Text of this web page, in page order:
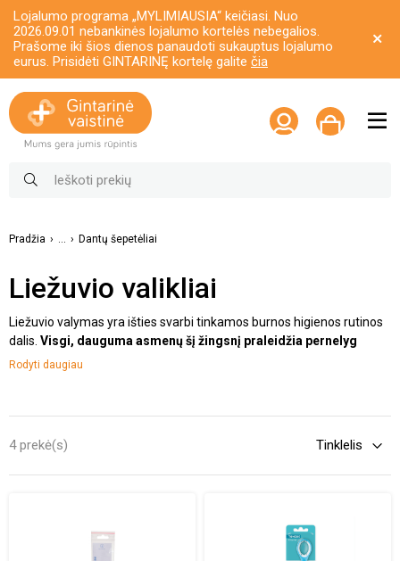
Lojalumo programa „MYLIMIAUSIA“ keičiasi. Nuo
2026.09.01 nebankinės lojalumo kortelės nebegalios.
Prašome iki šios dienos panaudoti sukauptus lojalumo
eurus. Prisidėti GINTARINĘ kortelę galite čia
Pradžia ... Dantų šepetėliai
Liežuvio valikliai
Liežuvio valymas yra išties svarbi tinkamos burnos higienos rutinos
dalis. Visgi, dauguma asmenų šį žingsnį praleidžia pernelyg
dažnai. Tai gali paskatinti dantų ėduonies atsiradimą, sukelti blogą
susidarančiomis apnašomis pakaks vien tik kokybiško valiklio.
Rodyti daugiau
4 prekė(s)